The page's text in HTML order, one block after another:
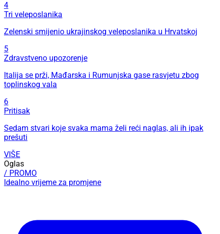
4
Tri veleposlanika
Zelenski smijenio ukrajinskog veleposlanika u Hrvatskoj
5
Zdravstveno upozorenje
Italija se prži, Mađarska i Rumunjska gase rasvjetu zbog
toplinskog vala
6
Pritisak
Sedam stvari koje svaka mama želi reći naglas, ali ih ipak
prešuti
VIŠE
Oglas
/ PROMO
Idealno vrijeme za promjene